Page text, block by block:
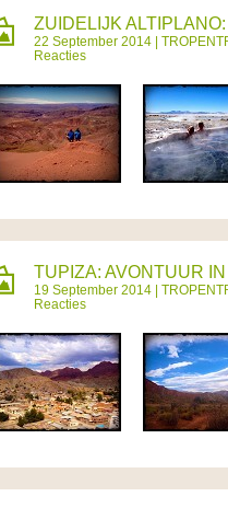
ZUIDELIJK
22 September 2014 |
Reacties
TUPIZA: AVONTUUR
19 September 2014 |
Reacties